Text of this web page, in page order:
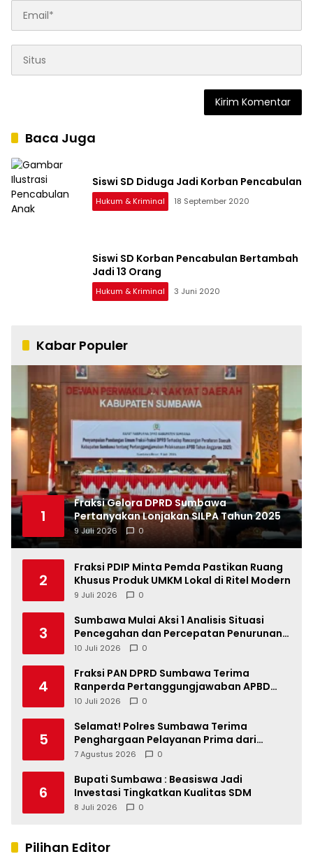
Baca Juga
Siswi SD Diduga Jadi Korban Pencabulan
Hukum & Kriminal 18 September 2020
Siswi SD Korban Pencabulan Bertambah
Jadi 13 Orang
Hukum & Kriminal 3 Juni 2020
Kabar Populer
1
Fraksi Gelora DPRD Sumbawa
Pertanyakan Lonjakan SILPA Tahun 2025
9 Juli 2026 0
2
Fraksi PDIP Minta Pemda Pastikan Ruang
Khusus Produk UMKM Lokal di Ritel Modern
9 Juli 2026 0
3
Sumbawa Mulai Aksi 1 Analisis Situasi
Pencegahan dan Percepatan Penurunan
Stunting Tahun 2026
10 Juli 2026 0
4
Fraksi PAN DPRD Sumbawa Terima
Ranperda Pertanggungjawaban APBD
2025, Soroti SILPA Rp201,68 Miliar dan
10 Juli 2026 0
5
Selamat! Polres Sumbawa Terima
Penghargaan Pelayanan Prima dari
Kapolri
7 Agustus 2026 0
6
Bupati Sumbawa : Beasiswa Jadi
Investasi Tingkatkan Kualitas SDM
8 Juli 2026 0
Pilihan Editor